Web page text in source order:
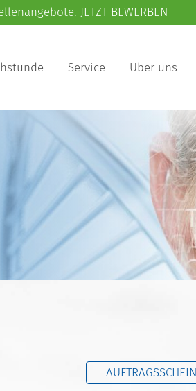
JETZT BEWERBEN
Service Über uns